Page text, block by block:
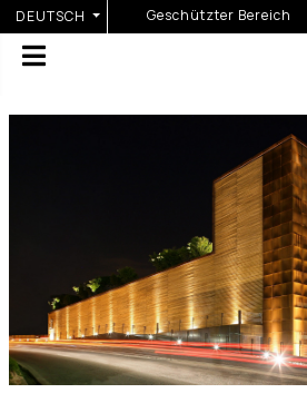
Sprache auswählen
DEUTSCH Geschützter Bereich